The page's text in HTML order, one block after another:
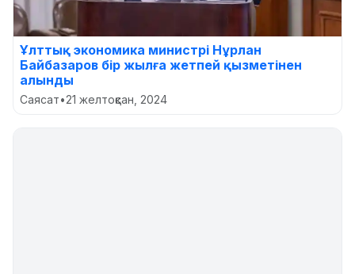
Ұлттық экономика министрі Нұрлан
Байбазаров бір жылға жетпей қызметінен
алынды
Саясат•21 желтоқсан, 2024